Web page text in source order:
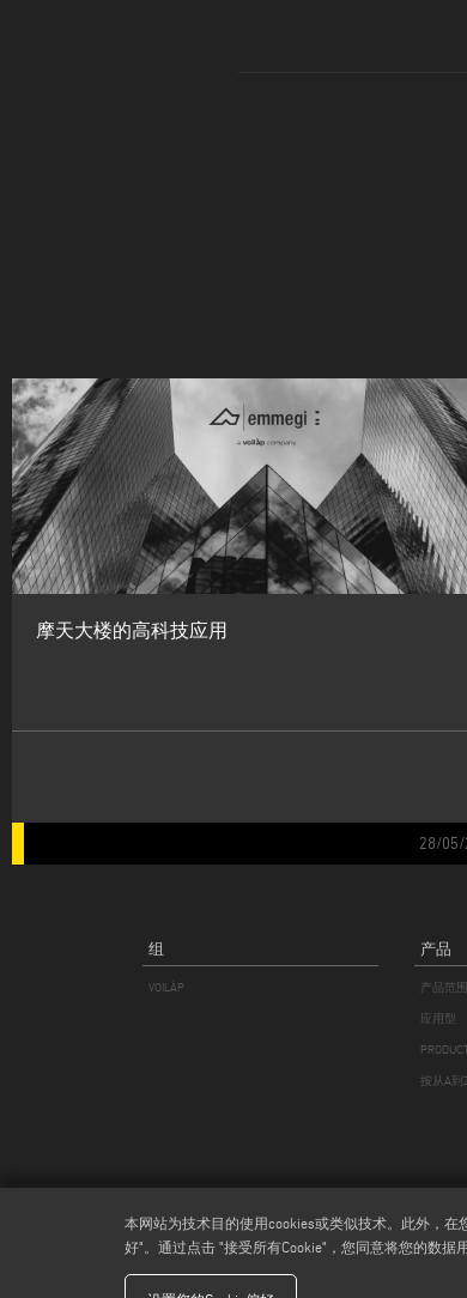
摩天大楼的高科技应用
28/05/
组
VOILÀP
产品
产品范围
应用型
按从A到
本网站为技术目的使用cookies或类似技术。此外，
好"。通过点击 "接受所有Cookie"，您同意将您的数据